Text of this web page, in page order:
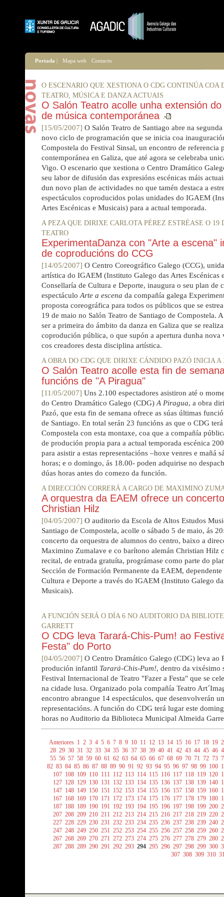
Portada | Mapa web Contacto
O ESCENARIO QUE XESTIONA O CDG CONTINÚA COA
TEATRO, MÚSICA E DANZA ACTUAIS
O Salón Teatro acolle unha extensión
de música contemporánea
[15/05/2007] O Salón Teatro de Santiago abre na
novo ciclo de programación que se inicia coa
Compostela do Festival Sinsal, un encontro de referencia
contemporánea en Galiza, que até agora se celebraba
Vigo. O escenario que xestiona o Centro Dramático
seu labor de difusión das expresións escénicas máis
dun novo plan de actividades no que tamén destaca a
espectáculos coproducidos polas unidades do IGAEM
Artes Escénicas e Musicais) para a actual temporada.
A PEZA QUE DIRIXE CARLOTA PÉREZ ESTRÉASE O 19
TEATRO
ExperimentaDanza con "Arte a escena"
de coproducións do CCG
[14/05/2007] O Centro Coreográfico Galego (CCG),
artística do IGAEM (Instituto Galego das Artes Escénicas
Consellaría de Cultura e Deporte, inaugura o seu plan de
espectáculo Arte a escena da compañía galega
proposta coreográfica para todos os públicos que se
19 de maio no Salón Teatro de Santiago de Compostela.
ser a primeira do ámbito da danza en Galiza que se
coprodución pública, o que supón a apertura dunha nova
cos creadores desta disciplina artística.
A OBRA DO CDG QUE DIRIXE CÁNDIDO PAZÓ INICIA
O Salón Teatro acolle esta fin de
funcións de "A Piragua"
[11/05/2007] Uns 2.100 espectadores asistiron até o
do Centro Dramático Galego (CDG) A Piragua, a obra
Pazó, que esta fin de semana ofrece as súas últimas
de Santiago. En total serán 23 funcións as que o CDG
Compostela con esta montaxe, coa que a compañía
de produción propia para a actual temporada escénica
para asistir a estas representacións –hoxe venres e mañá
horas; e o domingo, ás 18.00- poden adquirise no
dúas horas antes do comezo da función.
A DIRECCIÓN CORRERÁ A CARGO DE MAXIMINO
A orquestra da EAEM ofrece un
Christian Hilz
[04/05/2007] O auditorio da Escola de Altos Estudos
Santiago de Compostela, acolle o sábado 5 de maio, ás
concerto da orquestra de alumnos do centro, baixo a
Maximino Zumalave e co barítono alemán Christian Hilz
recital, de entrada gratuíta, prográmase como parte do
Sección de Formación Permanente da EAEM,
Cultura e Deporte a través do IGAEM (Instituto Galego
Musicais).
A FUNCIÓN SERÁ O DÍA 6 NO AUDITORIO DA
GARRETT
O CDG leva Tarará-Chis-Pum! ao
Festa" do Porto
[04/05/2007] O Centro Dramático Galego (CDG) leva ao
produción infantil Tarará-Chis-Pum!, dentro da vixésimo
Festival Internacional de Teatro "Fazer a Festa" que se
na cidade lusa. Organizado pola compañía Teatro
encontro abrangue 14 espectáculos, que desenvolverán
representacións. A función do CDG terá lugar este
horas no Auditorio da Biblioteca Municipal Almeida
Anteriores 1 2 3 4 5 6 7 8 9 10 11 12 13 14 15 16 17 18 19
28 29 30 31 32 33 34 35 36 37 38 39 40 41 42 43 44 45 46
55 56 57 58 59 60 61 62 63 64 65 66 67 68 69 70 71 72 73
82 83 84 85 86 87 88 89 90 91 92 93 94 95 96 97 98 99 100
107 108 109 110 111 112 113 114 115 116 117 118 119 120
127 128 129 130 131 132 133 134 135 136 137 138 139 140
147 148 149 150 151 152 153 154 155 156 157 158 159 160
167 168 169 170 171 172 173 174 175 176 177 178 179 180
187 188 189 190 191 192 193 194 195 196 197 198 199 200
207 208 209 210 211 212 213 214 215 216 217 218 219 220
227 228 229 230 231 232 233 234 235 236 237 238 239 240
247 248 249 250 251 252 253 254 255 256 257 258 259 260
267 268 269 270 271 272 273 274 275 276 277 278 279 280
287 288 289 290 291 292 293 294 295 296 297 298 299 300
307 308 309 310